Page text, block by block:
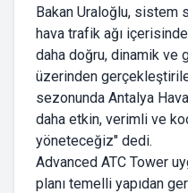
Bakan Uraloğlu, sistem
hava trafik ağı
daha doğru, dinamik ve
üzerinden
sezonunda Antalya
daha etkin, verimli ve
yöneteceğiz" dedi.
Advanced ATC Tower
planı temelli yapıdan